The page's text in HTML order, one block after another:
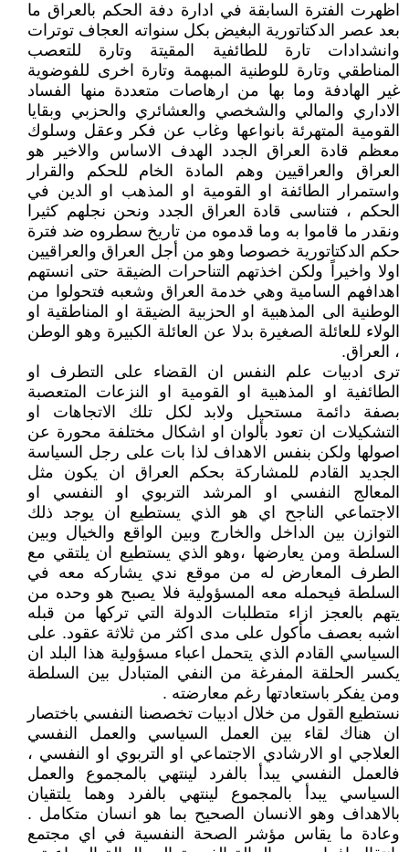
اظهرت الفترة السابقة في ادارة دفة الحكم بالعراق ما
بعد عصر الدكتاتورية البغيض بكل سنواته العجاف توترات
وانشدادات تارة للطائفية المقيتة وتارة للتعصب
المناطقي وتارة للوطنية المبهمة وتارة اخرى للفوضوية
غير الهادفة وما بها من ارهاصات متعددة منها الفساد
الاداري والمالي والشخصي والعشائري والحزبي وبقايا
القومية المتهرئة بانواعها وغاب عن فكر وعقل وسلوك
معظم قادة العراق الجدد الهدف الاساس والاخير هو
العراق والعراقيين وهم المادة الخام للحكم والقرار
واستمرار الطائفة او القومية او المذهب او الدين في
الحكم ، فتناسى قادة العراق الجدد ونحن نجلهم كثيرا
ونقدر ما قاموا به وما قدموه من تاريخ سطروه ضد فترة
حكم الدكتاتورية خصوصا وهو من أجل العراق والعراقيين
اولا واخيراً ولكن اخذتهم التناحرات الضيقة حتى انستهم
اهدافهم السامية وهي خدمة العراق وشعبه فتحولوا من
الوطنية الى المذهبية او الحزبية الضيقة او المناطقية او
الولاء للعائلة الصغيرة بدلا عن العائلة الكبيرة وهو الوطن
، العراق.
ترى ادبيات علم النفس ان القضاء على التطرف او
الطائفية او المذهبية او القومية او النزعات المتعصبة
بصفة دائمة مستحيل ولابد لكل تلك الاتجاهات او
التشكيلات ان تعود بألوان او اشكال مختلفة محورة عن
اصولها ولكن بنفس الاهداف لذا بات على رجل السياسة
الجديد القادم للمشاركة بحكم العراق ان يكون مثل
المعالج النفسي او المرشد التربوي او النفسي او
الاجتماعي الناجح اي هو الذي يستطيع ان يوجد ذلك
التوازن بين الداخل والخارج وبين الواقع والخيال وبين
السلطة ومن يعارضها ،وهو الذي يستطيع ان يلتقي مع
الطرف المعارض له من موقع ندي يشاركه معه في
السلطة فيحمله معه المسؤولية فلا يصبح هو وحده من
يتهم بالعجز ازاء متطلبات الدولة التي تركها من قبله
اشبه بعصف مأكول على مدى اكثر من ثلاثة عقود. على
السياسي القادم الذي يتحمل اعباء مسؤولية هذا البلد ان
يكسر الحلقة المفرغة من النفي المتبادل بين السلطة
ومن يفكر باستعادتها رغم معارضته .
نستطيع القول من خلال ادبيات تخصصنا النفسي باختصار
ان هناك لقاء بين العمل السياسي والعمل النفسي
العلاجي او الارشادي الاجتماعي او التربوي او النفسي ،
فالعمل النفسي يبدأ بالفرد لينتهي بالمجموع والعمل
السياسي يبدأ بالمجموع لينتهي بالفرد وهما يلتقيان
بالاهداف وهو الانسان الصحيح بما هو انسان متكامل .
وعادة ما يقاس مؤشر الصحة النفسية في اي مجتمع